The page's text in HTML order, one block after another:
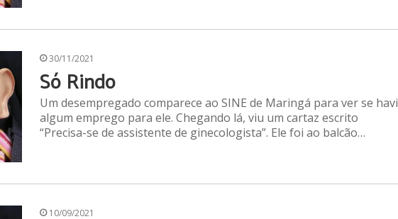
30/11/2021
Só Rindo
Um desempregado comparece ao SINE de Maringá para ver se
algum emprego para ele. Chegando lá, viu um cartaz escrito
“Precisa-se de assistente de ginecologista”. Ele foi ao balcão…
10/09/2021